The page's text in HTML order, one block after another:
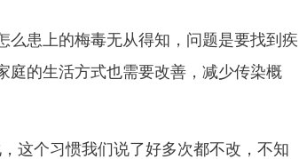
么患上的梅毒无从得知，问题是要找到疾
庭的生活方式也需要改善，减少传染概
，这个习惯我们说了好多次都不改，不知